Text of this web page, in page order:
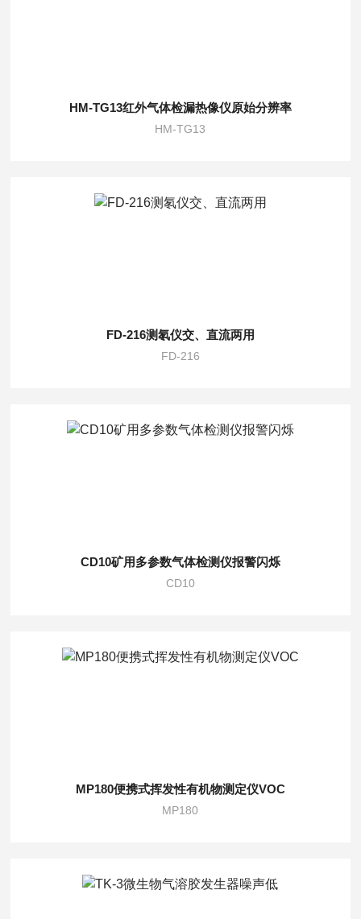
HM-TG13红外气体检漏热像仪原始分辨率
HM-TG13
FD-216测氡仪交、直流两用
FD-216
CD10矿用多参数气体检测仪报警闪烁
CD10
MP180便携式挥发性有机物测定仪VOC
MP180